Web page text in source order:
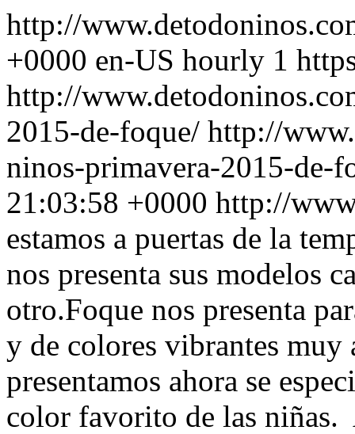
http://
+0000 en-US hourly 1
http://
2015-de-foque/ http://
ninos-primavera-2015-de-
21:03:58 +0000 http://
estamos a puertas de la
nos presenta sus modelos
otro.Foque nos presenta
y de colores vibrantes muy
presentamos ahora se
color favorito de las niñas.